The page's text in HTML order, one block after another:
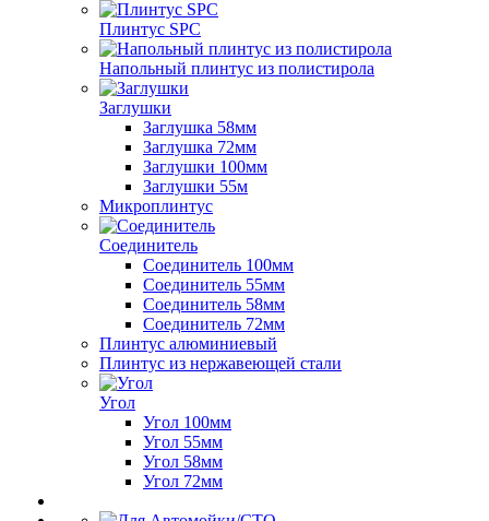
Плинтус SPC
Напольный плинтус из полистирола
Заглушки
Заглушка 58мм
Заглушка 72мм
Заглушки 100мм
Заглушки 55м
Микроплинтус
Соединитель
Соединитель 100мм
Соединитель 55мм
Соединитель 58мм
Соединитель 72мм
Плинтус алюминиевый
Плинтус из нержавеющей стали
Угол
Угол 100мм
Угол 55мм
Угол 58мм
Угол 72мм